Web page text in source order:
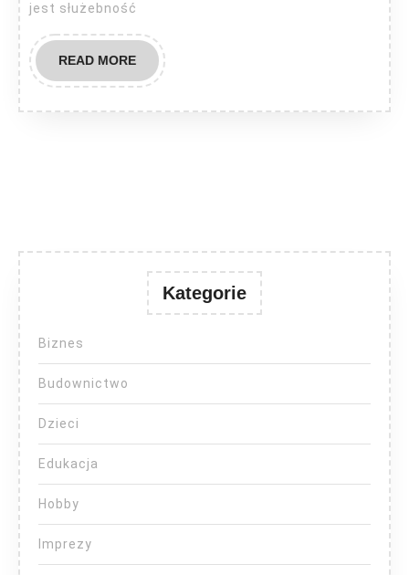
jest służebność
READ MOREREAD
MORE
Kategorie
Biznes
Budownictwo
Dzieci
Edukacja
Hobby
Imprezy